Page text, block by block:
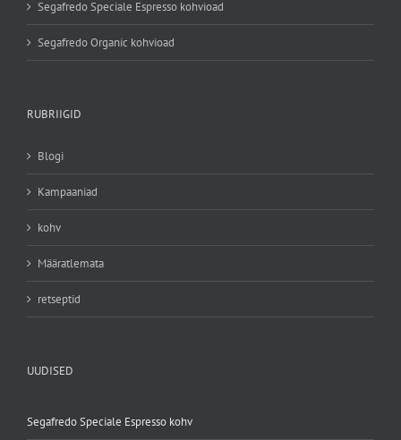
Segafredo Speciale Espresso kohvioad
Segafredo Organic kohvioad
RUBRIIGID
Blogi
Kampaaniad
kohv
Määratlemata
retseptid
UUDISED
Segafredo Speciale Espresso kohv